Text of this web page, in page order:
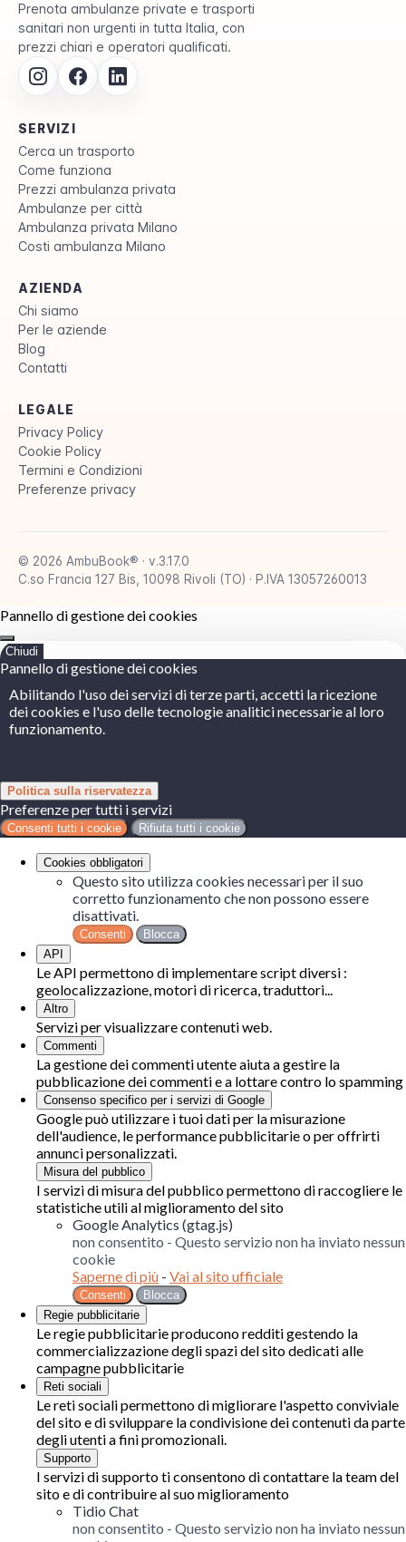
Prenota ambulanze private e trasporti
sanitari non urgenti in tutta Italia, con
prezzi chiari e operatori qualificati.
SERVIZI
Cerca un trasporto
Come funziona
Prezzi ambulanza privata
Ambulanze per città
Ambulanza privata Milano
Costi ambulanza Milano
AZIENDA
Chi siamo
Per le aziende
Blog
Contatti
LEGALE
Privacy Policy
Cookie Policy
Termini e Condizioni
Preferenze privacy
© 2026 AmbuBook® · v.3.17.0
C.so Francia 127 Bis, 10098 Rivoli (TO) · P.IVA 13057260013
Pannello di gestione dei cookies
Chiudi
Pannello di gestione dei cookies
Abilitando l'uso dei servizi di terze parti, accetti la ricezione
dei cookies e l'uso delle tecnologie analitici necessarie al loro
funzionamento.
Politica sulla riservatezza
Preferenze per tutti i servizi
Consenti tutti i cookie Rifiuta tutti i cookie
Cookies obbligatori
Questo sito utilizza cookies necessari per il suo
corretto funzionamento che non possono essere
disattivati.
Consenti
Blocca
API
Le API permettono di implementare script diversi :
geolocalizzazione, motori di ricerca, traduttori...
Altro
Servizi per visualizzare contenuti web.
Commenti
La gestione dei commenti utente aiuta a gestire la
pubblicazione dei commenti e a lottare contro lo spamming
Consenso specifico per i servizi di Google
Google può utilizzare i tuoi dati per la misurazione
dell'audience, le performance pubblicitarie o per offrirti
annunci personalizzati.
Misura del pubblico
I servizi di misura del pubblico permettono di raccogliere le
statistiche utili al miglioramento del sito
Google Analytics (gtag.js)
non consentito - Questo servizio non ha inviato nessun
cookie
Saperne di più - Vai al sito ufficiale
Consenti
Blocca
Regie pubblicitarie
Le regie pubblicitarie producono redditi gestendo la
commercializzazione degli spazi del sito dedicati alle
campagne pubblicitarie
Reti sociali
Le reti sociali permettono di migliorare l'aspetto conviviale
del sito e di sviluppare la condivisione dei contenuti da parte
degli utenti a fini promozionali.
Supporto
I servizi di supporto ti consentono di contattare la team del
sito e di contribuire al suo miglioramento
Tidio Chat
non consentito - Questo servizio non ha inviato nessun